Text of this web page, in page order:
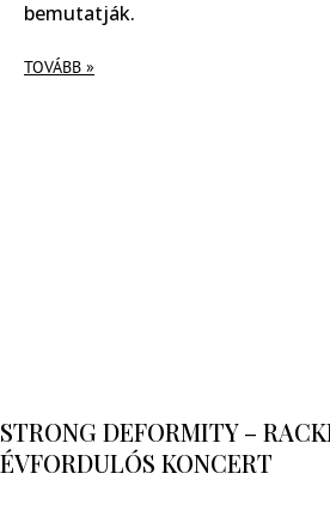
bemutatják.
TOVÁBB »
STRONG DEFORMITY –
ÉVFORDULÓS KONCERT